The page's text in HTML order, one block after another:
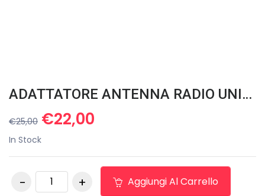
ADATTATORE ANTENNA RADIO UNIVERSALE ISO/FAKRA MALE 66.068
€25,00 Il
prezzo
originale
€25,00.
€22,00
è:
€22,00.
In Stock
ADATTATORE
ANTENNA RADIO
Aggiungi Al Carrello